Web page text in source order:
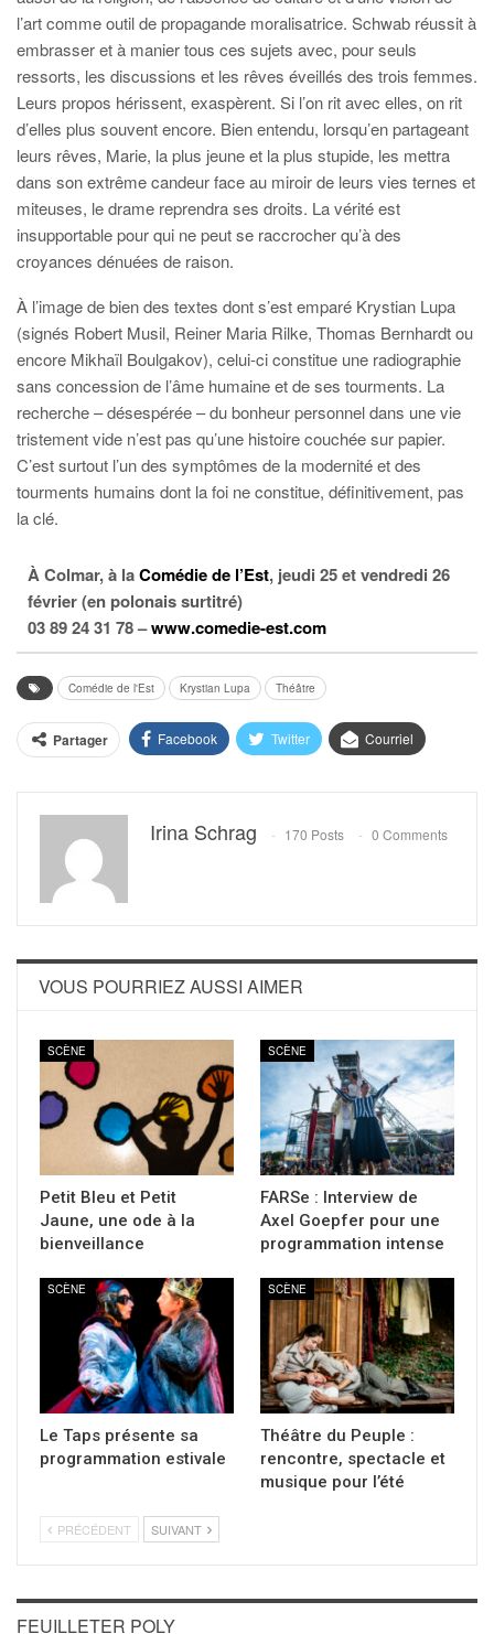
l’art comme outil de propagande moralisatrice. Schwab réussit à
embrasser et à manier tous ces sujets avec, pour seuls
ressorts, les discussions et les rêves éveillés des trois femmes.
Leurs propos hérissent, exaspèrent. Si l’on rit avec elles, on rit
d’elles plus souvent encore. Bien entendu, lorsqu’en partageant
leurs rêves, Marie, la plus jeune et la plus stupide, les mettra
dans son extrême candeur face au miroir de leurs vies ternes et
miteuses, le drame reprendra ses droits. La vérité est
insupportable pour qui ne peut se raccrocher qu’à des
croyances dénuées de raison.
À l’image de bien des textes dont s’est emparé Krystian Lupa
(signés Robert Musil, Reiner Maria Rilke, Thomas Bernhardt ou
encore Mikhaïl Boulgakov), celui-ci constitue une radiographie
sans concession de l’âme humaine et de ses tourments. La
recherche – désespérée – du bonheur personnel dans une vie
tristement vide n’est pas qu’une histoire couchée sur papier.
C’est surtout l’un des symptômes de la modernité et des
tourments humains dont la foi ne constitue, définitivement, pas
la clé.
À Colmar, à laComédie de l’Est, jeudi 25 et vendredi 26
février (en polonais surtitré)
03 89 24 31 78 –www.comedie-est.com
Comédie de l'Est Krystian Lupa Théâtre
Partager Facebook Twitter Courriel
Irina Schrag 170 Posts 0 Comments
VOUS POURRIEZ AUSSI AIMER
SCÈNE
Petit Bleu et Petit
Jaune, une ode à la
bienveillance
SCÈNE
FARSe : Interview de
Axel Goepfer pour une
programmation intense
SCÈNE
Le Taps présente sa
programmation estivale
SCÈNE
Théâtre du Peuple :
rencontre, spectacle et
musique pour l’été
PRÉCÉDENT SUIVANT
FEUILLETER POLY